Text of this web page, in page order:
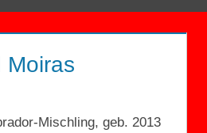
Moiras
Mischling, geb. 2013